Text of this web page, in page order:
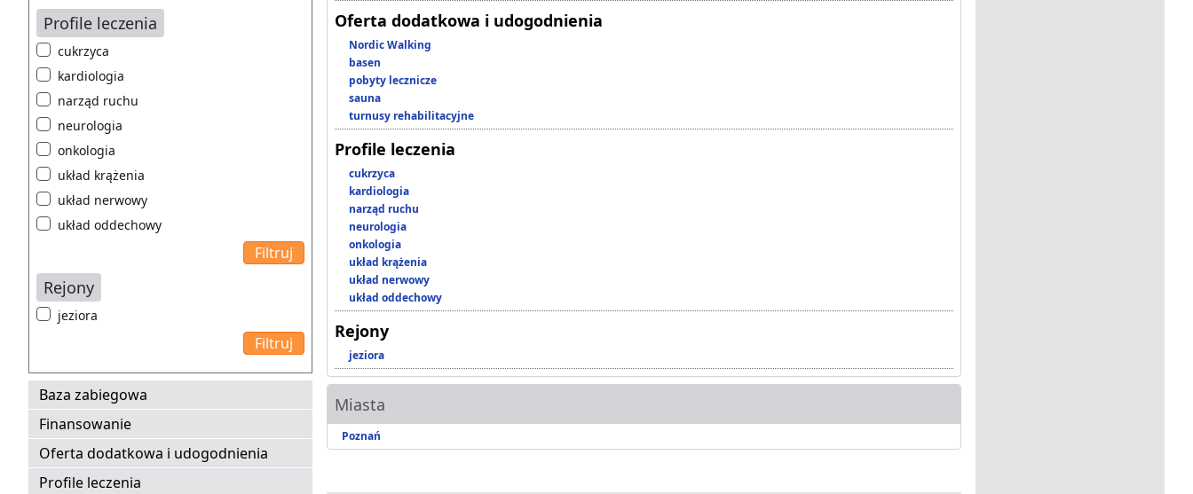
Profile leczenia
cukrzyca
kardiologia
narząd ruchu
neurologia
onkologia
układ krążenia
układ nerwowy
układ oddechowy
Rejony
jeziora
Baza zabiegowa
Finansowanie
Oferta dodatkowa i udogodnienia
Profile leczenia
Oferta dodatkowa i udogodnienia
Nordic Walking
basen
pobyty lecznicze
sauna
turnusy rehabilitacyjne
Profile leczenia
cukrzyca
kardiologia
narząd ruchu
neurologia
onkologia
układ krążenia
układ nerwowy
układ oddechowy
Rejony
jeziora
Miasta
Poznań